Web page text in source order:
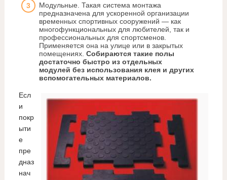
Модульные. Такая система монтажа
предназначена для ускоренной организации
временных спортивных сооружений — как
многофункциональных для любителей, так и
профессиональных для спортсменов.
Применяется она на улице или в закрытых
помещениях. Собираются такие полы
достаточно быстро из отдельных
модулей без использования клея и других
вспомогательных материалов.
Есл
и
покр
ыти
е
пре
дназ
нач